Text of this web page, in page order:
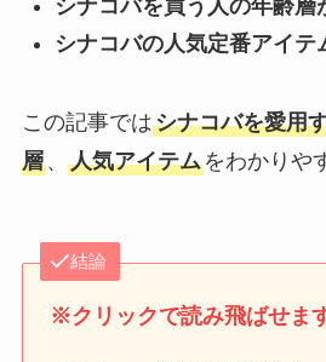
シナコバを買う人の年齢層
シナコバの人気定番アイテ
この記事ではシナコバを愛用
層、 人気アイテムをわかりや
結論
※クリックで読み飛ばせま